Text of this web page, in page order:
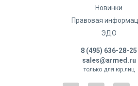
Новинки
Правовая
ЭДО
8 (495) 636-28-25
sales@armed.ru
только для юр.лиц